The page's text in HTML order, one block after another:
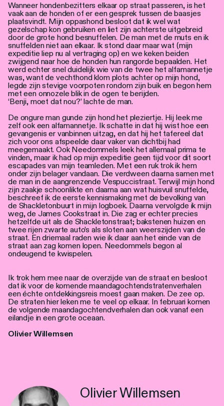
Wanneer hondenbezitters elkaar op straat passeren, is het
vaak aan de honden of er een gesprek tussen de baasjes
plaatsvindt. Mijn oppashond besloot dat ik wel wat
gezelschap kon gebruiken en liet zijn achterste uitgebreid
door de grote hond besnuffelen. De man met de muts en ik
snuffelden niet aan elkaar. Ik stond daar maar wat (mijn
expeditie liep nu al vertraging op) en we keken beiden
zwijgend naar hoe de honden hun rangorde bepaalden. Het
werd echter snel duidelijk wie van de twee het alfamannetje
was, want de vechthond klom plots achter op mijn hond,
legde zijn stevige voorpoten rondom zijn buik en begon hem
met een onnozele blik in de ogen te berijden.
‘Benji, moet dat nou?’ lachte de man.
De ongure man gunde zijn hond het pleziertje. Hij leek me
zelf ook een alfamannetje. Ik schatte in dat hij wist hoe een
gevangenis er vanbinnen uitzag, en dat hij het tafereel dat
zich voor ons afspeelde daar vaker van dichtbij had
meegemaakt. Ook Needommels leek het allemaal prima te
vinden, maar ik had op mijn expeditie geen tijd voor dit soort
escapades van mijn teamleden. Met een ruk trok ik hem
onder zijn belager vandaan. Die verdween daarna samen met
de man in de aangrenzende Vespuccistraat. Terwijl mijn hond
zijn zaakje schoonlikte en daarna aan wat huisvuil snuffelde,
beschreef ik de eerste kennismaking met de bevolking van
de Shackletonbuurt in mijn logboek. Daarna vervolgde ik mijn
weg, de James Cookstraat in. Die zag er echter precies
hetzelfde uit als de Shackletonstraat; bakstenen huizen en
twee rijen zwarte auto’s als sloten aan weerszijden van de
straat. En driemaal raden wie ik daar aan het einde van de
straat aan zag komen lopen. Needommels begon al
ondeugend te kwispelen.
Ik trok hem mee naar de overzijde van de straat en besloot
dat ik voor de komende maandagochtendstratenverhalen
een échte ontdekkingsreis moest gaan maken. De zee op.
De straten hier leken me te veel op elkaar. In februari komen
de volgende maandagochtendverhalen dan ook vanaf een
eilandje in een grote oceaan.
Olivier Willemsen
Olivier Willemsen